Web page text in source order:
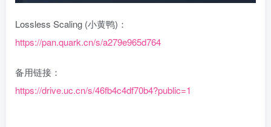
Lossless Scaling (小黄鸭)：
https://pan.quark.cn/s/a279e965d764
备用链接：
https://drive.uc.cn/s/46fb4c4df70b4?public=1